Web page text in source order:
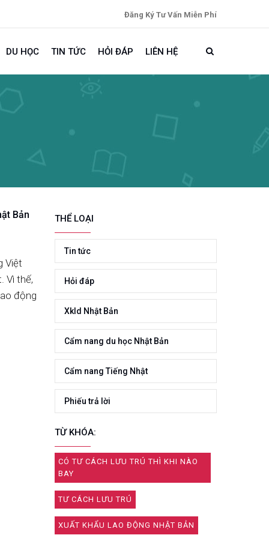
Đăng Ký Tư Vấn Miễn Phí
DU HỌC TIN TỨC HỎI ĐÁP LIÊN HỆ
Bản
Việt
Vì thế,
động
THỂ LOẠI
Tin tức
Hỏi đáp
Xkld Nhật Bản
Cẩm nang du học Nhật Bản
Cẩm nang Tiếng Nhật
Phiếu trả lời
TỪ KHÓA:
CÓ TƯ CÁCH LƯU TRÚ THÌ KHI NÀO
BAY
TƯ CÁCH LƯU TRÚ
XUẤT KHẨU LAO ĐỘNG NHẬT BẢN